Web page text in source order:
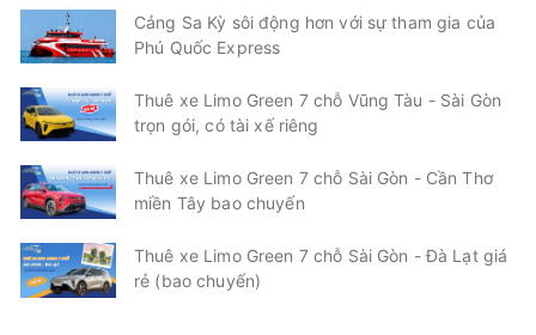
Cảng Sa Kỳ sôi động hơn với sự tham gia của
Phú Quốc Express
Thuê xe Limo Green 7 chỗ Vũng Tàu - Sài Gòn
trọn gói, có tài xế riêng
Thuê xe Limo Green 7 chỗ Sài Gòn - Cần Thơ
miền Tây bao chuyến
Thuê xe Limo Green 7 chỗ Sài Gòn - Đà Lạt giá
rẻ (bao chuyến)